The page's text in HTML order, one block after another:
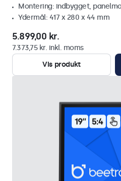
Montering: indbygget,
Ydermål: 417 x 280 x 44 mm
5.899,00 kr.
7.373,75 kr. inkl. moms
Vis produkt